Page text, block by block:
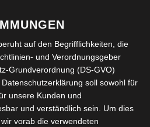
auf den Begrifflichkeiten, die
und Verordnungsgeber
Grundverordnung (DS-GVO)
soll sowohl für
unsere Kunden und
und verständlich sein. Um dies
vorab die verwendeten